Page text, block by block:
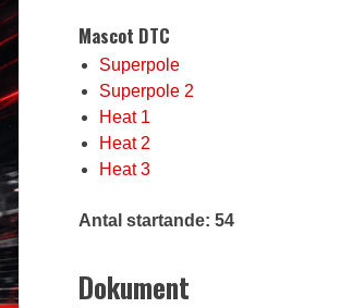
Mascot DTC
Superpole
Superpole 2
Heat 1
Heat 2
Heat 3
Antal startande: 54
Dokument